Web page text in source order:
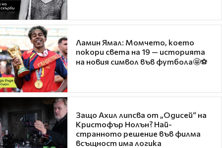
Ламин Ямал: Момчето, което
покори света на 19 — историята
на новия символ във футбола🤩⚽
Защо Ахил липсва от „Одисей“ на
Кристофър Нолън? Най-
странното решение във филма
всъщност има логика